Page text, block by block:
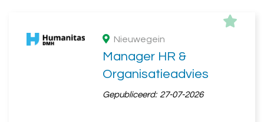
Nieuwegein
Manager HR &
Organisatieadvies
Gepubliceerd: 27-07-2026